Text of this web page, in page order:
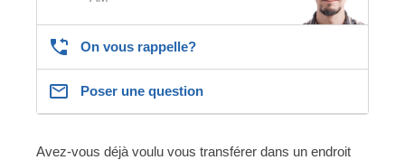
On vous rappelle?
Poser une question
Avez-vous déjà voulu vous transférer dans un endroit